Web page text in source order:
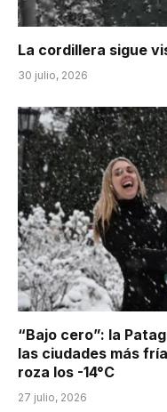
La cordillera sigue
30 julio, 2026
“Bajo cero”: la
las ciudades más
roza los -14°C
27 julio, 2026